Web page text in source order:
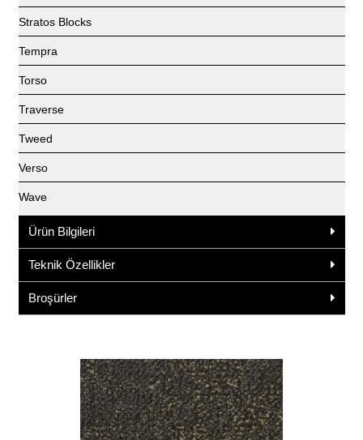
Stratos Blocks
Tempra
Torso
Traverse
Tweed
Verso
Wave
Ürün Bilgileri
Teknik Özellikler
Broşürler